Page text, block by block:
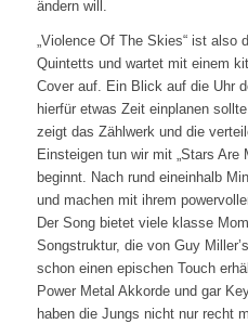
ändern will.
„Violence Of The Skies“ ist also
Quintetts und wartet mit einem
Cover auf. Ein Blick auf die Uhr
hierfür etwas Zeit einplanen
zeigt das Zählwerk und die
Einsteigen tun wir mit „Stars Are
beginnt. Nach rund eineinhalb
und machen mit ihrem
Der Song bietet viele klasse
Songstruktur, die von Guy
schon einen epischen Touch
Power Metal Akkorde und gar
haben die Jungs nicht nur recht